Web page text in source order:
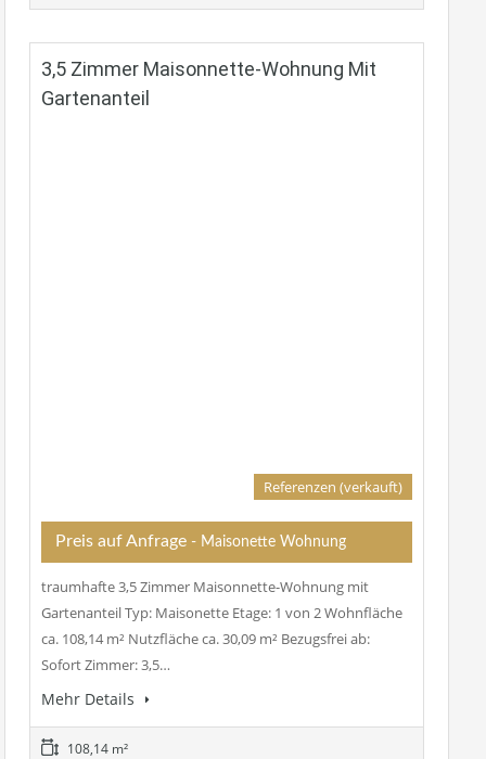
3,5 Zimmer Maisonnette-Wohnung Mit
Gartenanteil
Referenzen (verkauft)
Preis auf Anfrage - Maisonette Wohnung
traumhafte 3,5 Zimmer Maisonnette-Wohnung mit
Gartenanteil Typ: Maisonette Etage: 1 von 2 Wohnfläche
ca. 108,14 m² Nutzfläche ca. 30,09 m² Bezugsfrei ab:
Sofort Zimmer: 3,5…
Mehr Details
108,14 m²